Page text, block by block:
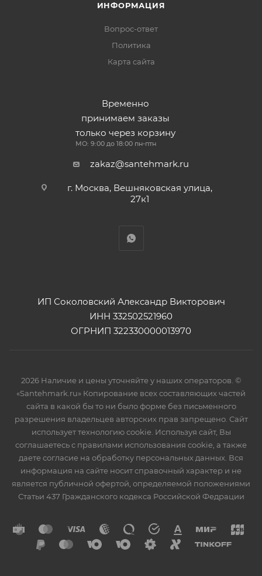
ИНФОРМАЦИЯ
Вопрос-ответ
Политика
Карта сайта
Временно
принимаем заказы
только через корзину
МО: 9:00 до 18:00 пн-птн
zakaz@santehmark.ru
г. Москва, Вешняковская улица,
27к1
ИП Соколовский Александр Викторович
ИНН 332502521960
ОГРНИП 322330000013970
2026 Наличие и цены уточняйте у наших операторов. ©
«Santehmark.ru» Копирование всех составляющих частей
сайта в какой бы то ни было форме без письменного
разрешения владельцев авторских прав запрещено. Сайт
использует технологию cookie. Используя сайт, Вы
соглашаетесь с правилами использования cookie, а также
даете согласие на обработку персональных данных. Вся
информация на сайте носит справочный характер и не
является публичной офертой, определяемой положениями
Статьи 437 Гражданского кодекса Российской Федрации